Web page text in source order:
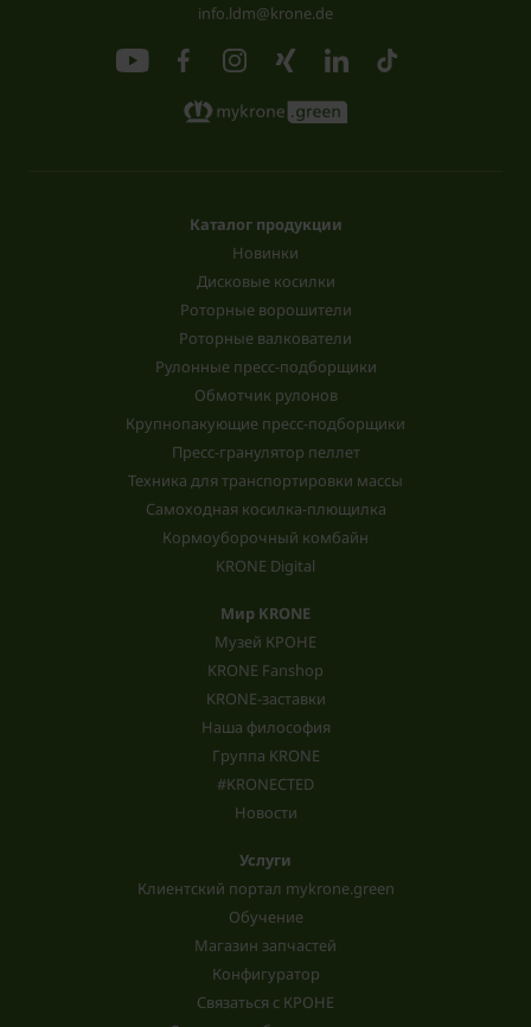
info.ldm@krone.de
Каталог продукции
Новинки
Дисковые косилки
Роторные ворошители
Роторные валкователи
Рулонные пресс-подборщики
Обмотчик рулонов
Крупнопакующие пресс-подборщики
Пресс-гранулятор пеллет
Техника для транспортировки массы
Самоходная косилка-плющилка
Кормоуборочный комбайн
KRONE Digital
Мир KRONE
Музей КРОНЕ
KRONE Fanshop
KRONE-заставки
Наша философия
Группа KRONE
#KRONECTED
Новости
Услуги
Клиентский портал mykrone.green
Обучение
Магазин запчастей
Конфигуратор
Связаться с КРОНЕ